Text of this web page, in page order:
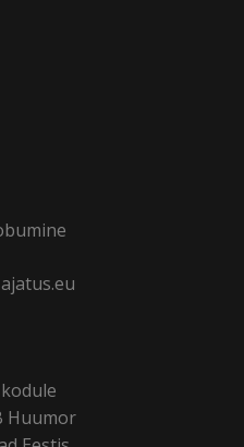
ajatus.eu
Huumor